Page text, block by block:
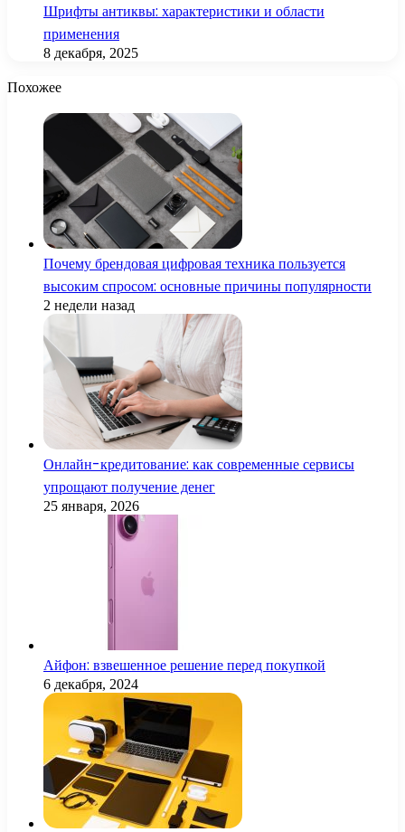
Шрифты антиквы: характеристики и области
применения
8 декабря, 2025
Похожее
Почему брендовая цифровая техника пользуется
высоким спросом: основные причины популярности
2 недели назад
Онлайн-кредитование: как современные сервисы
упрощают получение денег
25 января, 2026
Айфон: взвешенное решение перед покупкой
6 декабря, 2024